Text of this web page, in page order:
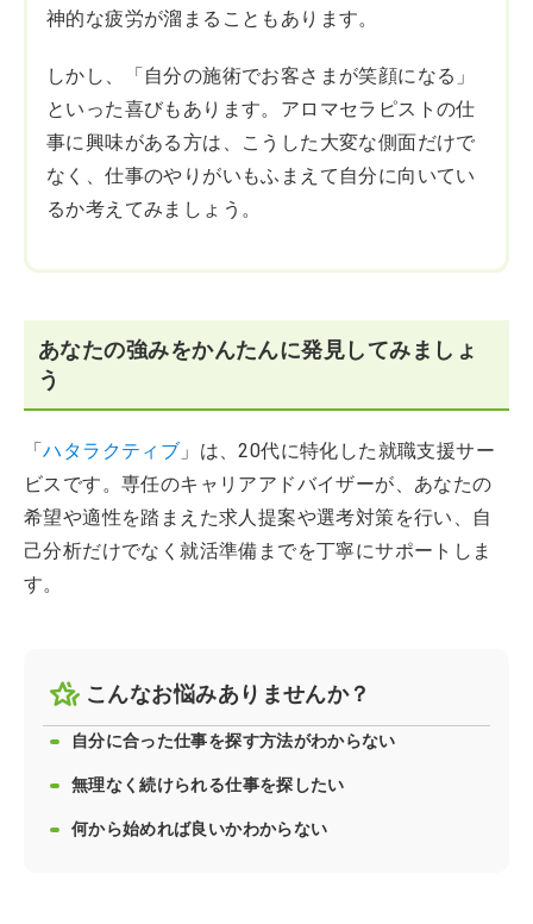
神的な疲労が溜まることもあります。
しかし、「自分の施術でお客さまが笑顔になる」
といった喜びもあります。アロマセラピストの仕
事に興味がある方は、こうした大変な側面だけで
なく、仕事のやりがいもふまえて自分に向いてい
るか考えてみましょう。
あなたの強みをかんたんに発見してみましょ
う
「ハタラクティブ 」は、20代に特化した就職支援サー
ビスです。専任のキャリアアドバイザーが、あなたの
希望や適性を踏まえた求人提案や選考対策を行い、自
己分析だけでなく就活準備までを丁寧にサポートしま
す。
こんなお悩みありませんか？
自分に合った仕事を探す方法がわからない
無理なく続けられる仕事を探したい
何から始めれば良いかわからない